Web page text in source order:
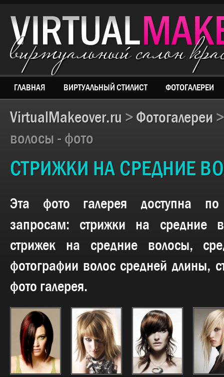
виртуальный салон
ГЛАВНАЯ ВИРТУАЛЬНЫЙ СТИЛИСТ ФОТОГАЛЕРЕИ
VirtualMakeover.ru > Фотогалереи
волосы - фото
СТРИЖКИ НА СРЕДНИЕ
Эта фото галерея доступна
запросам: стрижки на средние
стрижек на средние волосы,
фотографии волос средней длины,
фото галерея.